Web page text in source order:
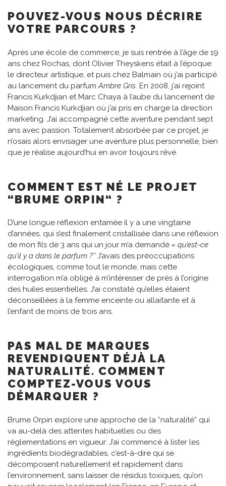
POUVEZ-VOUS NOUS DÉCRIRE
VOTRE PARCOURS ?
Après une école de commerce, je suis rentrée à l’âge de 19
ans chez Rochas, dont Olivier Theyskens était à l’époque
le directeur artistique, et puis chez Balmain où j’ai participé
au lancement du parfumAmbre Gris. En 2008, j’ai rejoint
Francis Kurkdjian et Marc Chaya à l’aube du lancement de
Maison Francis Kurkdjian où j’ai pris en charge la direction
marketing. J’ai accompagné cette aventure pendant sept
ans avec passion. Totalement absorbée par ce projet, je
n’osais alors envisager une aventure plus personnelle, bien
que je réalise aujourd’hui en avoir toujours rêvé.
COMMENT EST NÉ LE PROJET
“BRUME ORPIN“ ?
D’une longue réflexion entamée il y a une vingtaine
d’années, qui s’est finalement cristallisée dans une réflexion
de mon fils de 3 ans qui un jour m’a demandé « qu’est-ce
qu’il y a dans le parfum ?” J’avais des préoccupations
écologiques, comme tout le monde, mais cette
interrogation m’a obligé à m’intéresser de près à l’origine
des huiles essentielles. J’ai constaté qu’elles étaient
déconseillées à la femme enceinte ou allaitante et à
l’enfant de moins de trois ans.
PAS MAL DE MARQUES
REVENDIQUENT DÉJÀ LA
NATURALITÉ. COMMENT
COMPTEZ-VOUS VOUS
DÉMARQUER ?
Brume Orpin explore une approche de la “naturalité” qui
va au-delà des attentes habituelles ou des
réglementations en vigueur. J’ai commencé à lister les
ingrédients biodégradables, c’est-à-dire qui se
décomposent naturellement et rapidement dans
l’environnement, sans laisser de résidus toxiques, qu’on